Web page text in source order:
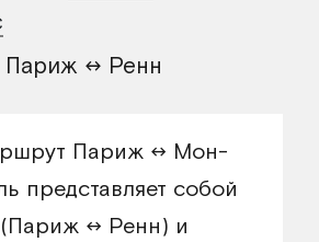
Париж ↔ Ренн
Париж ↔ Мон-
представляет собой
(Париж ↔ Ренн) и